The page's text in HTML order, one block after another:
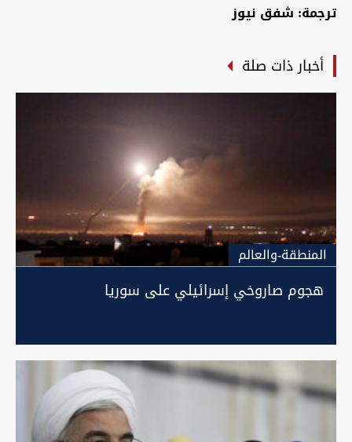
ترجمة: شفق نيوز
أخبار ذات صلة
المنطقة-والعالم
هجوم صاروخي إسرائيلي على سوريا